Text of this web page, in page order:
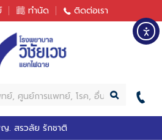
ทำนัด ติดต่อเรา
. สรวลัย รักชาติ